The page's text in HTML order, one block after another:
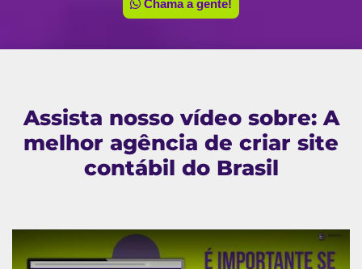
Chama a gente!
Assista nosso vídeo sobre: A
melhor agência de criar site
contábil do Brasil